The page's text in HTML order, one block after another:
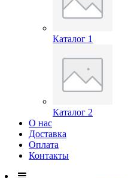
Каталог 1
Каталог 2
О нас
Доставка
Оплата
Контакты